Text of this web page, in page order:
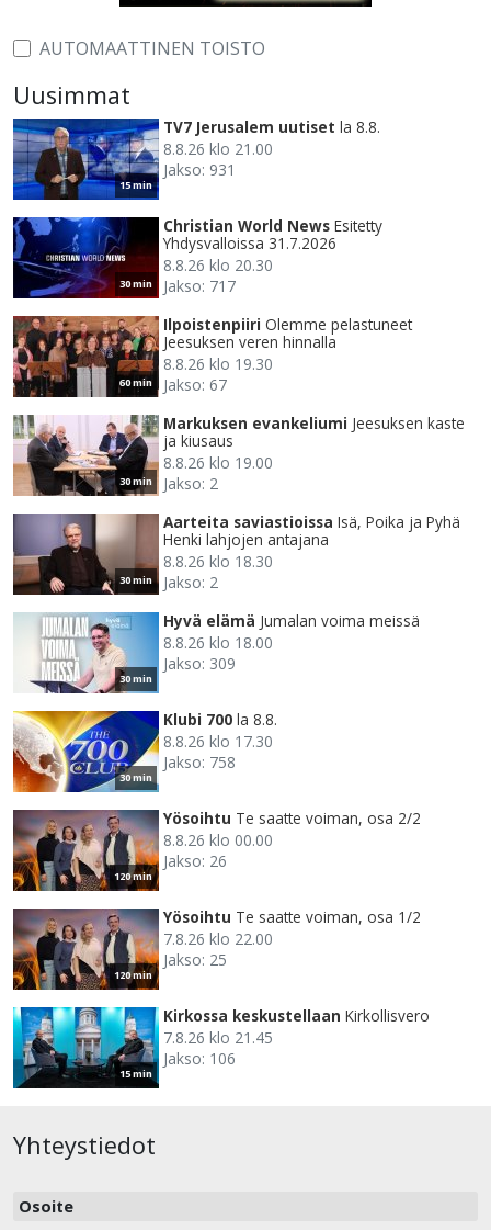
AUTOMAATTINEN TOISTO
Uusimmat
15 min
TV7 Jerusalem uutiset la 8.8.
8.8.26 klo 21.00
Jakso: 931
30 min
Christian World News Esitetty
Yhdysvalloissa 31.7.2026
8.8.26 klo 20.30
Jakso: 717
60 min
Ilpoistenpiiri Olemme pelastuneet
Jeesuksen veren hinnalla
8.8.26 klo 19.30
Jakso: 67
30 min
Markuksen evankeliumi Jeesuksen kaste
ja kiusaus
8.8.26 klo 19.00
Jakso: 2
30 min
Aarteita saviastioissa Isä, Poika ja Pyhä
Henki lahjojen antajana
8.8.26 klo 18.30
Jakso: 2
30 min
Hyvä elämä Jumalan voima meissä
8.8.26 klo 18.00
Jakso: 309
30 min
Klubi 700 la 8.8.
8.8.26 klo 17.30
Jakso: 758
120 min
Yösoihtu Te saatte voiman, osa 2/2
8.8.26 klo 00.00
Jakso: 26
120 min
Yösoihtu Te saatte voiman, osa 1/2
7.8.26 klo 22.00
Jakso: 25
15 min
Kirkossa keskustellaan Kirkollisvero
7.8.26 klo 21.45
Jakso: 106
Yhteystiedot
Osoite